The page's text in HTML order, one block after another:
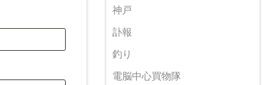
神戸
訃報
釣り
電脳中心買物隊